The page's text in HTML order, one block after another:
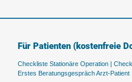
Für Patienten (kostenfreie
Checkliste Stationäre Operation |
Erstes Beratungsgespräch Arzt-Patient